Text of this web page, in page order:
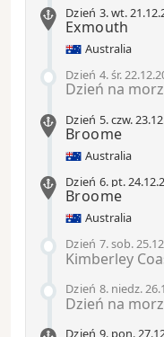
Dzień 3.wt.
Exmouth
Australia
Dzień 4.śr.
Dzień na
Dzień 5.czw.
Broome
Australia
Dzień 6. pt.
Broome
Australia
Dzień 7.sob.
Kimberley
Dzień 8. niedz.
Dzień na
Dzień 9. pon.